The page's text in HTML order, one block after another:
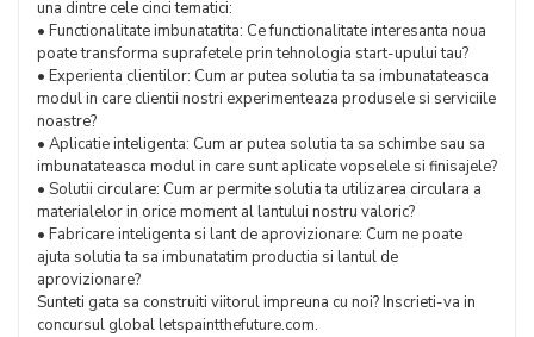
una dintre cele cinci tematici:
• Functionalitate imbunatatita: Ce functionalitate interesanta noua
poate transforma suprafetele prin tehnologia start-upului tau?
• Experienta clientilor: Cum ar putea solutia ta sa imbunatateasca
modul in care clientii nostri experimenteaza produsele si serviciile
noastre?
• Aplicatie inteligenta: Cum ar putea solutia ta sa schimbe sau sa
imbunatateasca modul in care sunt aplicate vopselele si finisajele?
• Solutii circulare: Cum ar permite solutia ta utilizarea circulara a
materialelor in orice moment al lantului nostru valoric?
• Fabricare inteligenta si lant de aprovizionare: Cum ne poate
ajuta solutia ta sa imbunatatim productia si lantul de
aprovizionare?
Sunteti gata sa construiti viitorul impreuna cu noi? Inscrieti-va in
concursul global letspaintthefuture.com.